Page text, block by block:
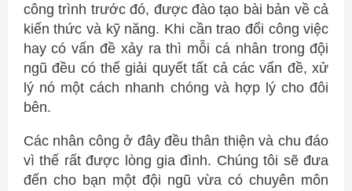
công trình trước đó, được đào tạo bài bản về cả
kiến thức và kỹ năng. Khi cần trao đổi công việc
hay có vấn đề xảy ra thì mỗi cá nhân trong đội
ngũ đều có thể giải quyết tất cả các vấn đề, xử
lý nó một cách nhanh chóng và hợp lý cho đôi
bên.
Các nhân công ở đây đều thân thiện và chu đáo
vì thế rất được lòng gia đình. Chúng tôi sẽ đưa
đến cho bạn một đội ngũ vừa có chuyên môn